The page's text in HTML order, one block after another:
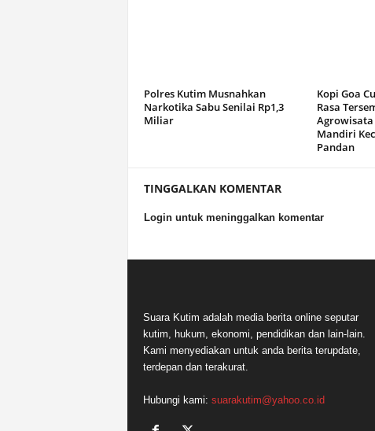
Polres Kutim Musnahkan
Narkotika Sabu Senilai Rp1,3
Miliar
Kopi Goa
Rasa
Agrowisata
Mandiri
Pandan
TINGGALKAN KOMENTAR
Login untuk meninggalkan komentar
Suara Kutim adalah media berita online seputar
kutim, hukum, ekonomi, pendidikan dan lain-lain.
Kami menyediakan untuk anda berita terupdate,
terdepan dan terakurat.
Hubungi kami: suarakutim@yahoo.co.id